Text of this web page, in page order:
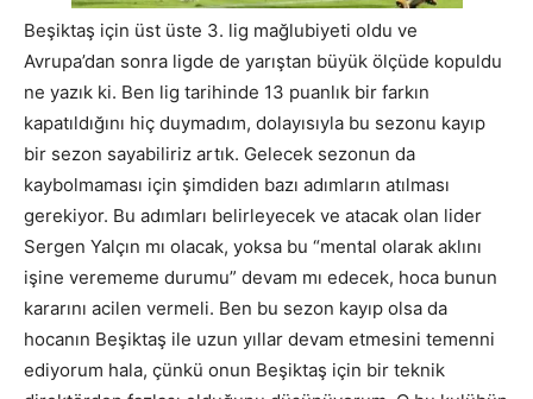
Beşiktaş için üst üste 3. lig mağlubiyeti oldu ve
Avrupa’dan sonra ligde de yarıştan büyük ölçüde kopuldu
ne yazık ki. Ben lig tarihinde 13 puanlık bir farkın
kapatıldığını hiç duymadım, dolayısıyla bu sezonu kayıp
bir sezon sayabiliriz artık. Gelecek sezonun da
kaybolmaması için şimdiden bazı adımların atılması
gerekiyor. Bu adımları belirleyecek ve atacak olan lider
Sergen Yalçın mı olacak, yoksa bu “mental olarak aklını
işine verememe durumu” devam mı edecek, hoca bunun
kararını acilen vermeli. Ben bu sezon kayıp olsa da
hocanın Beşiktaş ile uzun yıllar devam etmesini temenni
ediyorum hala, çünkü onun Beşiktaş için bir teknik